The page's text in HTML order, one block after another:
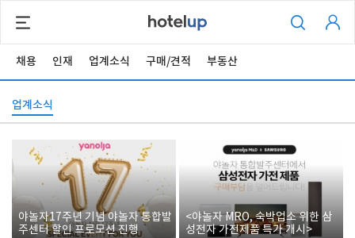
채용 인재 업계소식 구매/견적 부동산
업계소식
야놀자17주년 기념 야놀자 통합발
주센터 할인 프로모션 진행
<야놀자 MRO, 숙박업소 위한 삼
성전자 가전제품 특가 개시>